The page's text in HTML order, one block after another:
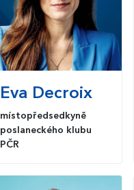
Eva Decroix
místopředsedkyně
poslaneckého klubu
PČR